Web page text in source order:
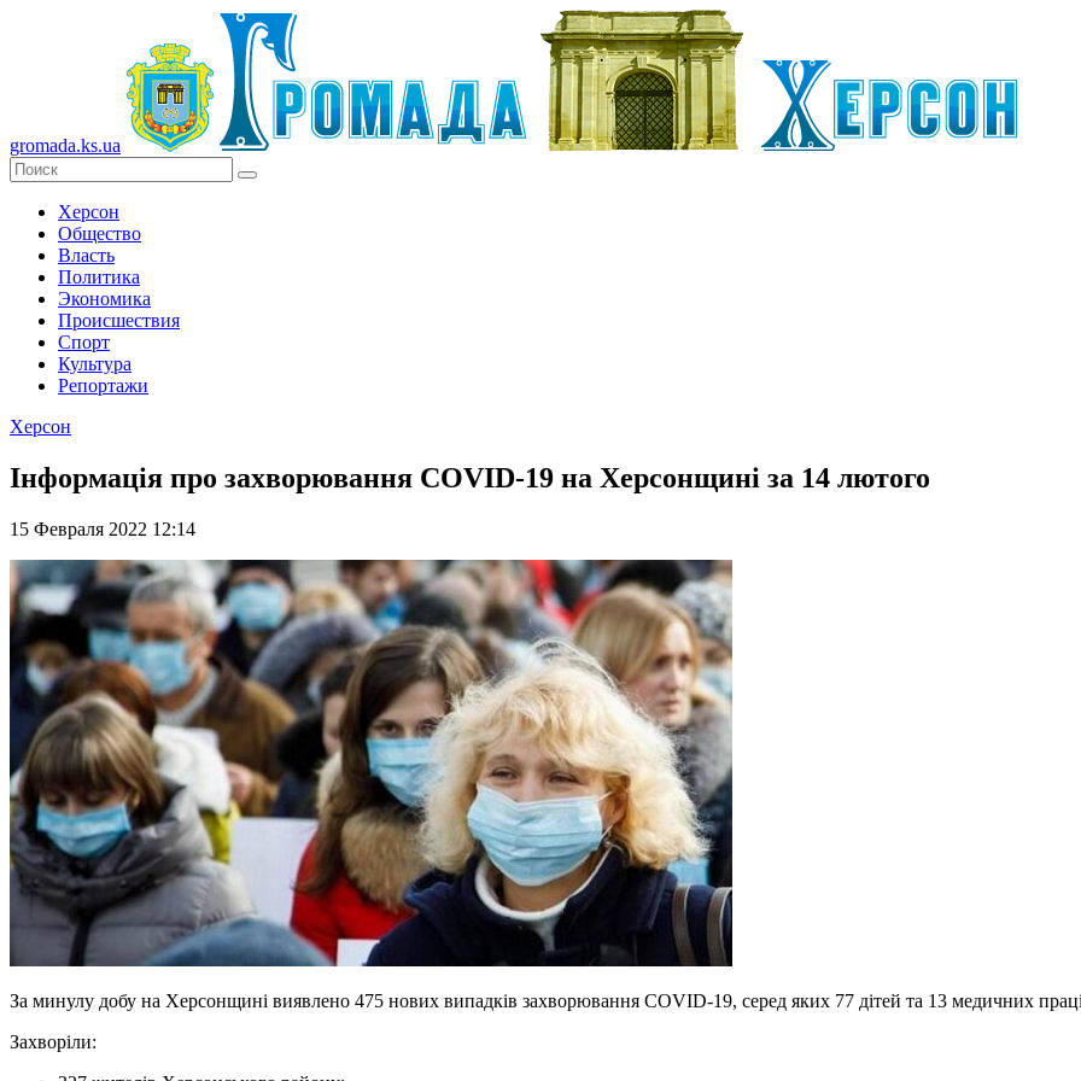
gromada.ks.ua
Херсон
Общество
Власть
Политика
Экономика
Происшествия
Спорт
Культура
Репортажи
Херсон
Інформація про захворювання СОVID-19 на Херсонщині за 14 лютого
15 Февраля 2022 12:14
За минулу добу на Херсонщині виявлено 475 нових випадків захворювання СОVID-19, серед яких 77 дітей та 13 медичних
Захворіли: